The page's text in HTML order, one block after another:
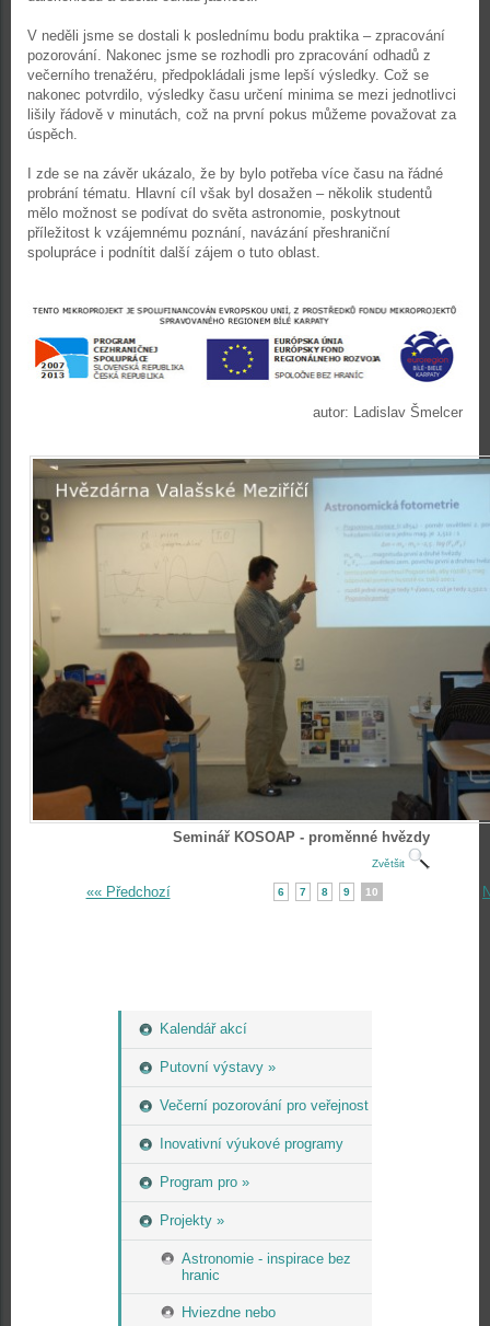
Kalendář akcí
Putovní výstavy »
Večerní pozorování pro veřejnost
Inovativní výukové programy
Program pro »
Projekty »
Astronomie - inspirace bez
hranic
Hviezdne nebo
V neděli jsme se dostali k poslednímu bodu praktika – zpracování
pozorování. Nakonec jsme se rozhodli pro zpracování odhadů z
večerního trenažéru, předpokládali jsme lepší výsledky. Což se
nakonec potvrdilo, výsledky času určení minima se mezi jednotlivci
lišily řádově v minutách, což na první pokus můžeme považovat za
úspěch.
I zde se na závěr ukázalo, že by bylo potřeba více času na řádné
probrání tématu. Hlavní cíl však byl dosažen – několik studentů
mělo možnost se podívat do světa astronomie, poskytnout
příležitost k vzájemnému poznání, navázání přeshraniční
spolupráce i podnítit další zájem o tuto oblast.
autor: Ladislav Šmelcer
Seminář KOSOAP - proměnné hvězdy
Zvětšit
«« Předchozí 6 7 8 9 10